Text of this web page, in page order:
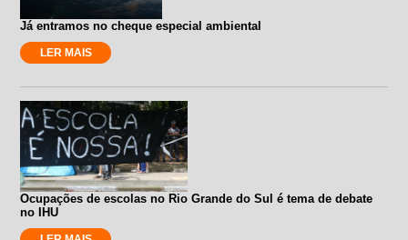
Já entramos no cheque especial ambiental
LER MAIS
Ocupações de escolas no Rio Grande do Sul é tema de debate
no IHU